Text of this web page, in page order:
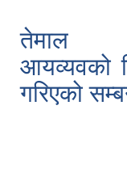
तेमाल
आयव्यवको
गरिएको